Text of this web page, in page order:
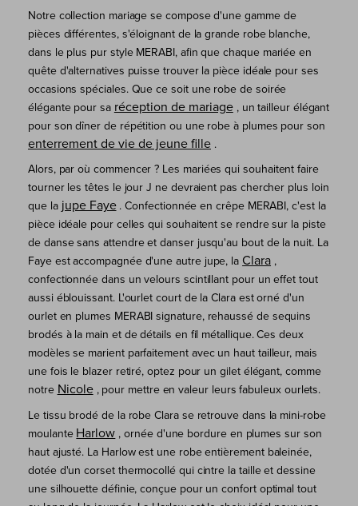
Notre collection mariage se compose d'une gamme de
pièces différentes, s'éloignant de la grande robe blanche,
dans le plus pur style MERABI, afin que chaque mariée en
quête d'alternatives puisse trouver la pièce idéale pour ses
occasions spéciales. Que ce soit une robe de soirée
élégante pour sa réception de mariage, un tailleur élégant
pour son dîner de répétition ou une robe à plumes pour son
enterrement de vie de jeune fille .
Alors, par où commencer ? Les mariées qui souhaitent faire
tourner les têtes le jour J ne devraient pas chercher plus loin
que la jupe Faye. Confectionnée en crêpe MERABI, c'est la
pièce idéale pour celles qui souhaitent se rendre sur la piste
de danse sans attendre et danser jusqu'au bout de la nuit. La
Faye est accompagnée d'une autre jupe, laClara ,
confectionnée dans un velours scintillant pour un effet tout
aussi éblouissant. L'ourlet court de la Clara est orné d'un
ourlet en plumes MERABI signature, rehaussé de sequins
brodés à la main et de détails en fil métallique. Ces deux
modèles se marient parfaitement avec un haut tailleur, mais
une fois le blazer retiré, optez pour un gilet élégant, comme
notre Nicole, pour mettre en valeur leurs fabuleux ourlets.
Le tissu brodé de la robe Clara se retrouve dans la mini-robe
moulanteHarlow , ornée d'une bordure en plumes sur son
haut ajusté. La Harlow est une robe entièrement baleinée,
dotée d'un corset thermocollé qui cintre la taille et dessine
une silhouette définie, conçue pour un confort optimal tout